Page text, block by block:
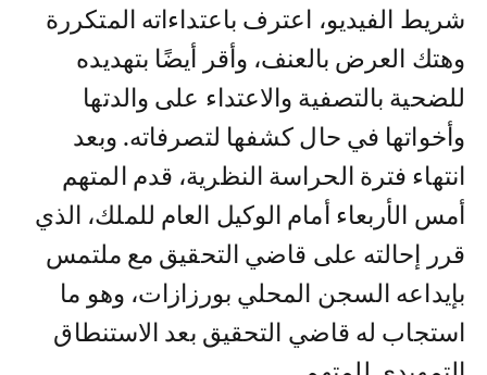
شريط الفيديو، اعترف باعتداءاته المتكررة
وهتك العرض بالعنف، وأقر أيضًا بتهديده
للضحية بالتصفية والاعتداء على والدتها
وأخواتها في حال كشفها لتصرفاته. وبعد
انتهاء فترة الحراسة النظرية، قدم المتهم
أمس الأربعاء أمام الوكيل العام للملك، الذي
قرر إحالته على قاضي التحقيق مع ملتمس
بإيداعه السجن المحلي بورزازات، وهو ما
استجاب له قاضي التحقيق بعد الاستنطاق